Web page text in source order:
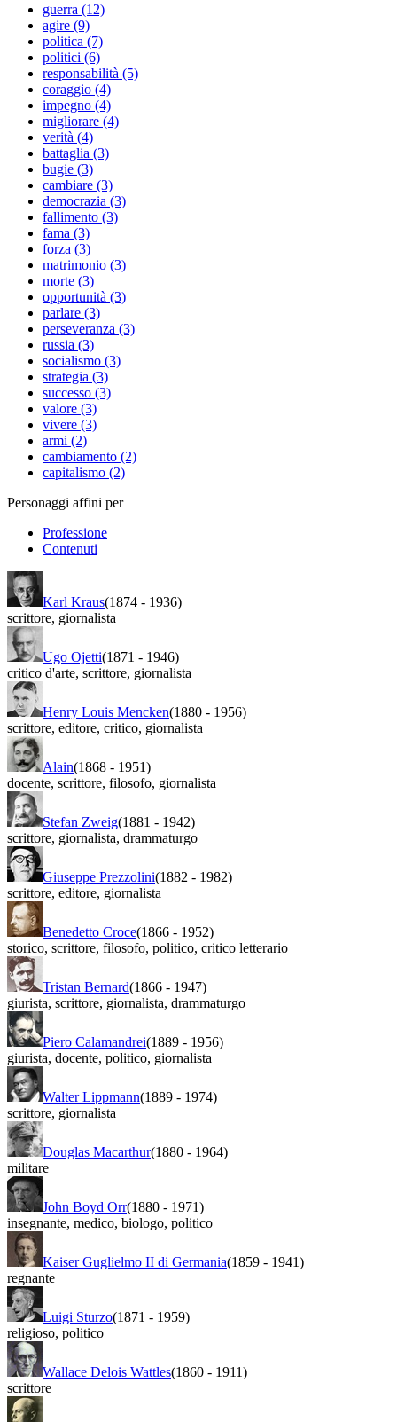
guerra (12)
agire (9)
politica (7)
politici (6)
responsabilità (5)
coraggio (4)
impegno (4)
migliorare (4)
verità (4)
battaglia (3)
bugie (3)
cambiare (3)
democrazia (3)
fallimento (3)
fama (3)
forza (3)
matrimonio (3)
morte (3)
opportunità (3)
parlare (3)
perseveranza (3)
russia (3)
socialismo (3)
strategia (3)
successo (3)
valore (3)
vivere (3)
armi (2)
cambiamento (2)
capitalismo (2)
Personaggi affini per
Professione
Contenuti
Karl Kraus(1874 - 1936)
scrittore, giornalista
Ugo Ojetti(1871 - 1946)
critico d'arte, scrittore, giornalista
Henry Louis Mencken(1880 - 1956)
scrittore, editore, critico, giornalista
Alain(1868 - 1951)
docente, scrittore, filosofo, giornalista
Stefan Zweig(1881 - 1942)
scrittore, giornalista, drammaturgo
Giuseppe Prezzolini(1882 - 1982)
scrittore, editore, giornalista
Benedetto Croce(1866 - 1952)
storico, scrittore, filosofo, politico, critico letterario
Tristan Bernard(1866 - 1947)
giurista, scrittore, giornalista, drammaturgo
Piero Calamandrei(1889 - 1956)
giurista, docente, politico, giornalista
Walter Lippmann(1889 - 1974)
scrittore, giornalista
Douglas Macarthur(1880 - 1964)
militare
John Boyd Orr(1880 - 1971)
insegnante, medico, biologo, politico
Kaiser Guglielmo II di Germania(1859 - 1941)
regnante
Luigi Sturzo(1871 - 1959)
religioso, politico
Wallace Delois Wattles(1860 - 1911)
scrittore